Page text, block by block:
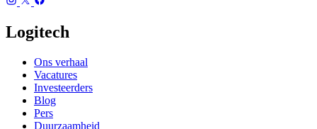
Logitech
Ons verhaal
Vacatures
Investeerders
Blog
Pers
Duurzaamheid